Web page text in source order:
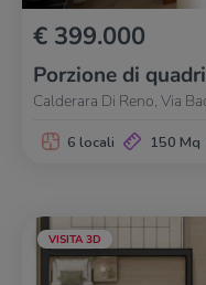
€ 399.000
Porzione di
Calderara Di Reno, Via
6 locali 150 Mq
VISITA 3D